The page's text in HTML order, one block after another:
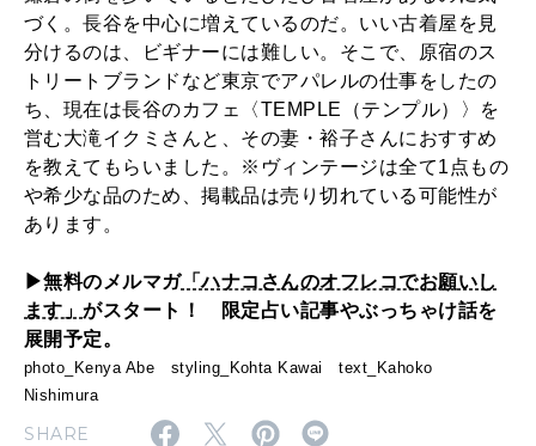
WORK&MONEY
いい人生って？
MAGAZINE
2026年9月号「北海道 おいしく遊ぶ、夏のご褒美旅。」
2026年7月号「鎌倉 ローカルが 教えてくれた 本当の歩き方。」
合
え
る
！
古
着
屋
さ
ん
3
選
づく。長谷を中心に増えているのだ。いい古着屋を見
分けるのは、ビギナーには難しい。そこで、原宿のス
トリートブランドなど東京でアパレルの仕事をしたの
ち、現在は長谷のカフェ〈TEMPLE（テンプル）〉を
営む大滝イクミさんと、その妻・裕子さんにおすすめ
を教えてもらいました。※ヴィンテージは全て1点もの
や希少な品のため、掲載品は売り切れている可能性が
あります。
▶無料のメルマガ「ハナコさんのオフレコでお願いし
ます」がスタート！ 限定占い記事やぶっちゃけ話を
展開予定。
photo_Kenya Abe styling_Kohta Kawai text_Kahoko
Nishimura
SHARE